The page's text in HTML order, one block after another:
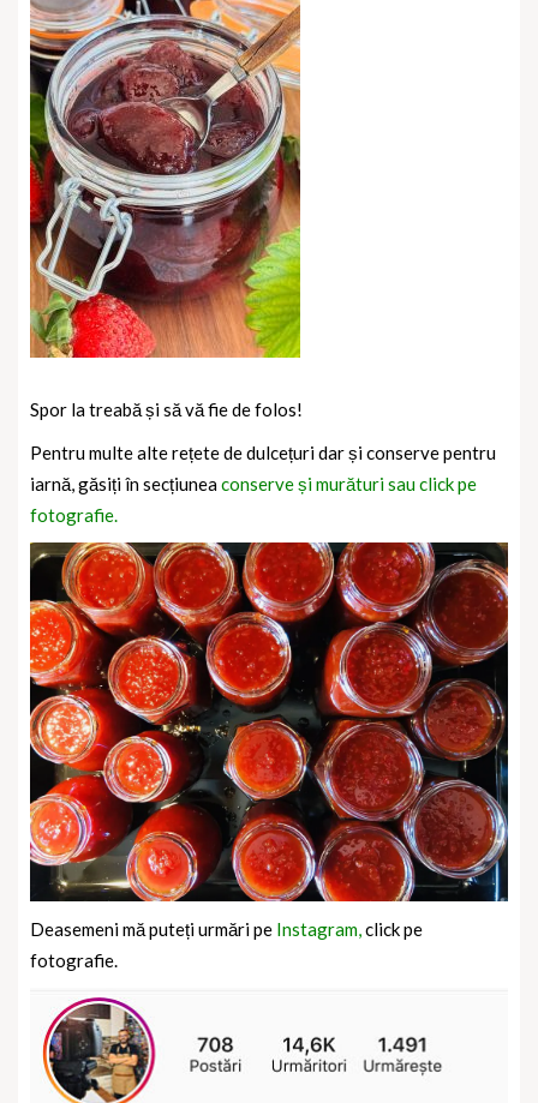
Spor la treabă și să vă fie de folos!
Pentru multe alte rețete de dulcețuri dar și conserve pentru
iarnă, găsiți în secțiuneaconserve și murături sau click pe
fotografie.
Deasemeni mă puteți urmări pe Instagram,click pe
fotografie.